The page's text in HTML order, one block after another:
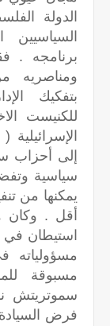
الدولة
برنامجه .
ومناصريه
بتفكيك
للكنيست
إلى أحزاب
سياسية
يمكنها من
أقل . وكان
استيطان
مسبوقة
سموتريتش
فرض